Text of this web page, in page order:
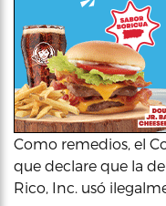
Como remedios, el
que declare que la
Rico, Inc. usó